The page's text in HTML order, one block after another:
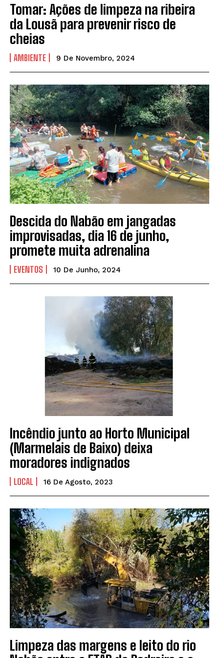
Tomar: Ações de limpeza na ribeira
da Lousã para prevenir risco de
cheias
AMBIENTE 9 De Novembro, 2024
Descida do Nabão em jangadas
improvisadas, dia 16 de junho,
promete muita adrenalina
EVENTOS 10 De Junho, 2024
Incêndio junto ao Horto Municipal
(Marmelais de Baixo) deixa
moradores indignados
LOCAL 16 De Agosto, 2023
Limpeza das margens e leito do rio